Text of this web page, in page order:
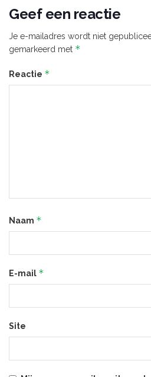
Geef een reactie
Je e-mailadres wordt niet
gemarkeerd met *
Reactie *
Naam *
E-mail *
Site